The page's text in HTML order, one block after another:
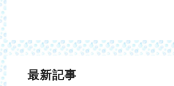
最新記事